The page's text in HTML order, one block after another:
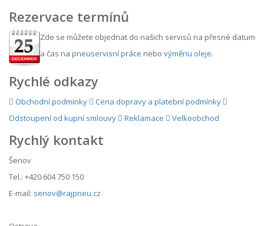
Rezervace termínů
Zde se můžete objednat do našich servisů na přesné datum
a čas na pneuservisní práce nebo výměnu oleje.
Rychlé odkazy
Obchodní podmínky
Cena dopravy a platební podmínky
Odstoupení od kupní smlouvy
Reklamace Velkoobchod
Rychlý kontakt
Šenov
Tel.: +420 604 750 150
E-mail: senov@rajpneu.cz